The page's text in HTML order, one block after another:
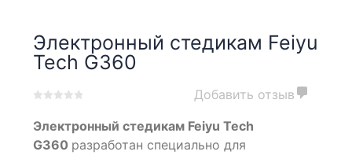
Электронный стедикам Feiyu
Tech G360
out
of
Добавить отзыв
Электронный стедикам Feiyu Tech
G360 разработан специально для